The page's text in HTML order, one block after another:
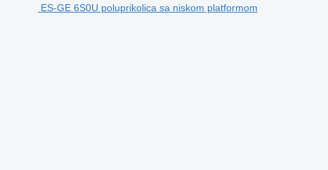
ES-GE 6S0U poluprikolica sa niskom platformom